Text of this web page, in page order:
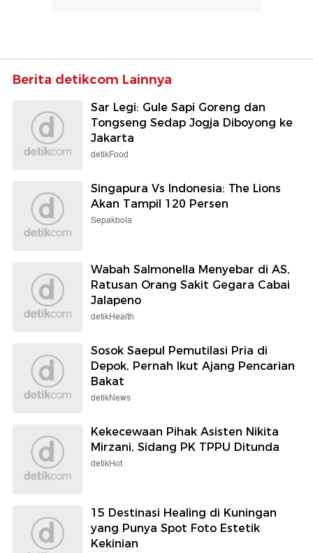
Berita detikcom Lainnya
Sar Legi: Gule Sapi Goreng dan
Tongseng Sedap Jogja Diboyong ke
Jakarta
detikFood
Singapura Vs Indonesia: The Lions
Akan Tampil 120 Persen
Sepakbola
Wabah Salmonella Menyebar di AS,
Ratusan Orang Sakit Gegara Cabai
Jalapeno
detikHealth
Sosok Saepul Pemutilasi Pria di
Depok, Pernah Ikut Ajang Pencarian
Bakat
detikNews
Kekecewaan Pihak Asisten Nikita
Mirzani, Sidang PK TPPU Ditunda
detikHot
15 Destinasi Healing di Kuningan
yang Punya Spot Foto Estetik
Kekinian